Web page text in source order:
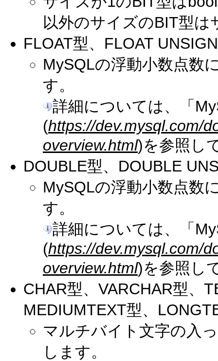
以外のサイズのBIT型
FLOAT型、FLOAT
MySQLの浮動小数点数
す。
詳細については、「
(https://dev.mysql.com/
overview.html)を参照し
DOUBLE型、DOUBLE
MySQLの浮動小数点数
す。
詳細については、「
(https://dev.mysql.com/
overview.html)を参照し
CHAR型、VARCHAR型、
MEDIUMTEXT型、
マルチバイト文字の入
します。